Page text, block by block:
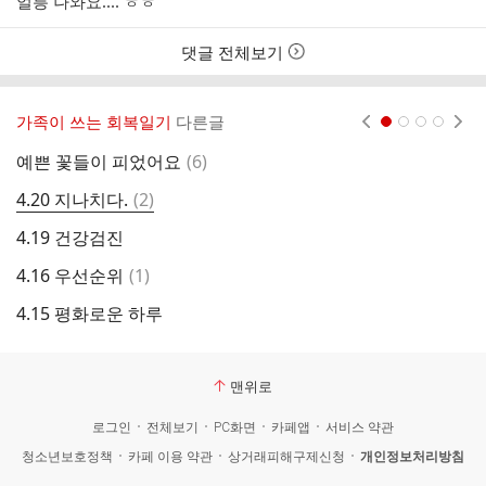
댓글 전체보기
가족이 쓰는 회복일기 다른글
예쁜 꽃들이 피었어요 댓
(6)
4.20 지나치다. 댓
글
(2)
4.19 건강검진
4.16 우선순위 댓
(1)
4.15 평화로운 하루
맨위로
로그인 전체보기 PC화면 카페앱
서비스 약관
청소년보호정책
카페 이용 약관 상거래피해구제신청 개인정보처리방침